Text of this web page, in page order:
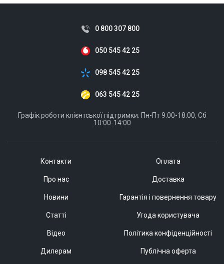
Контакти
Про нас
Новини
Статті
Відео
Дилерам
Оплата
Доставка
Гарантія і повернення товару
Угода користувача
Політика конфіденційності
Публічна оферта
0 800 307 800
050 545 42 25
098 545 42 25
063 545 42 25
Графік роботи клієнтської підтримки: Пн-Пт 9:00-18:00, Сб
10:00-14:00